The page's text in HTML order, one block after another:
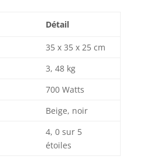
Détail
35 x 35 x 25 cm
3, 48 kg
700 Watts
Beige, noir
4, 0 sur 5
étoiles